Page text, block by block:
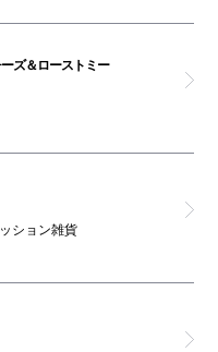
ズ＆ローストミー
ション雑貨